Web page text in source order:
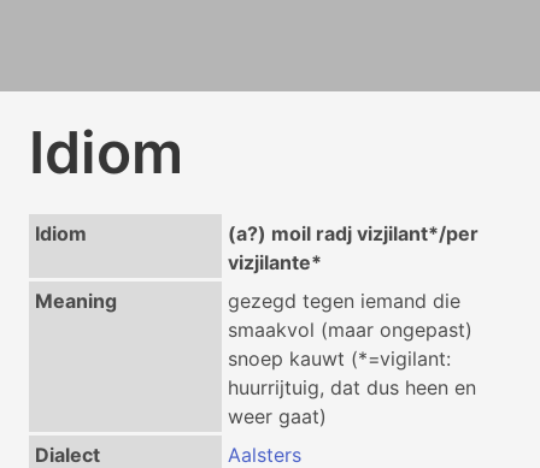
Idiom
Idiom
(a?) moil radj vizjilant*/per
vizjilante*
Meaning
gezegd tegen iemand die
smaakvol (maar ongepast)
snoep kauwt (*=vigilant:
huurrijtuig, dat dus heen en
weer gaat)
Dialect
Aalsters